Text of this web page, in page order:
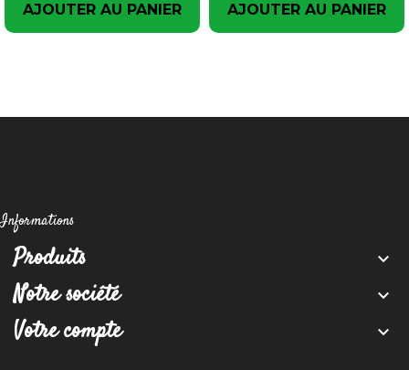
AJOUTER AU PANIER AJOUTER AU PANIER
Informations
Produits 
Notre société 
Votre compte 